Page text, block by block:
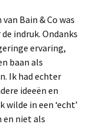
van Bain & Co was
indruk. Ondanks
ervaring,
baan als
Ik had echter
ideeën en
wilde in een ‘echt’
en niet als